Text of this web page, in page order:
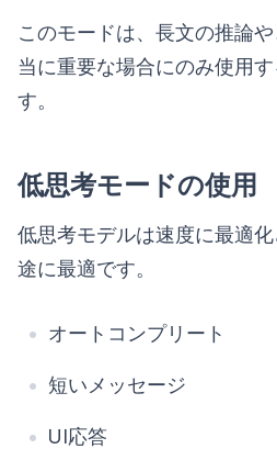
このモードは、長文の推論
当に重要な場合にのみ使用
す。
低思考モードの使用
低思考モデルは速度に最適
途に最適です。
オートコンプリート
短いメッセージ
UI応答